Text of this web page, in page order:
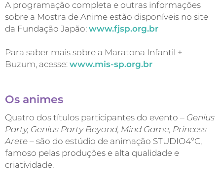
A programação completa e outras informações
sobre a Mostra de Anime estão disponíveis no site
da Fundação Japão: www.fjsp.org.br
Para saber mais sobre a Maratona Infantil +
Buzum, acesse: www.mis-sp.org.br
Os animes
Quatro dos títulos participantes do evento – Genius
Party, Genius Party Beyond, Mind Game, Princess
Arete – são do estúdio de animação STUDIO4ºC,
famoso pelas produções e alta qualidade e
criatividade.